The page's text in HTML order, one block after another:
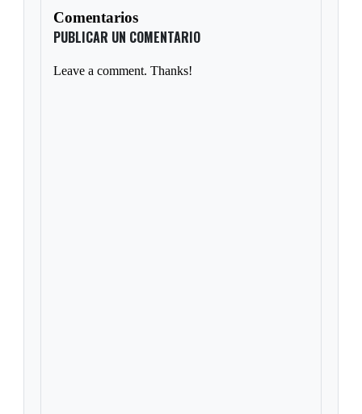
Comentarios
PUBLICAR UN COMENTARIO
Leave a comment. Thanks!